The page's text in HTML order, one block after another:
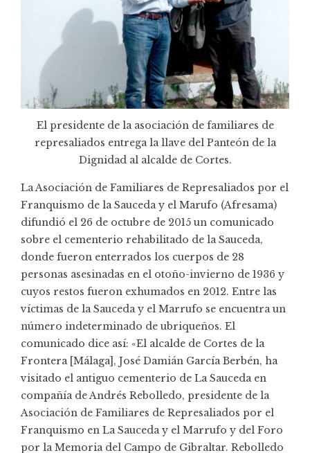
El presidente de la asociación de familiares de
represaliados entrega la llave del Panteón de la
Dignidad al alcalde de Cortes.
La Asociación de Familiares de Represaliados por el
Franquismo de la Sauceda y el Marufo (Afresama)
difundió el 26 de octubre de 2015 un comunicado
sobre el cementerio rehabilitado de la Sauceda,
donde fueron enterrados los cuerpos de 28
personas asesinadas en el otoño-invierno de 1936 y
cuyos restos fueron exhumados en 2012. Entre las
víctimas de la Sauceda y el Marrufo se encuentra un
número indeterminado de ubriqueños. El
comunicado dice así: «El alcalde de Cortes de la
Frontera [Málaga], José Damián García Berbén, ha
visitado el antiguo cementerio de La Sauceda en
compañía de Andrés Rebolledo, presidente de la
Asociación de Familiares de Represaliados por el
Franquismo en La Sauceda y el Marrufo y del Foro
por la Memoria del Campo de Gibraltar. Rebolledo